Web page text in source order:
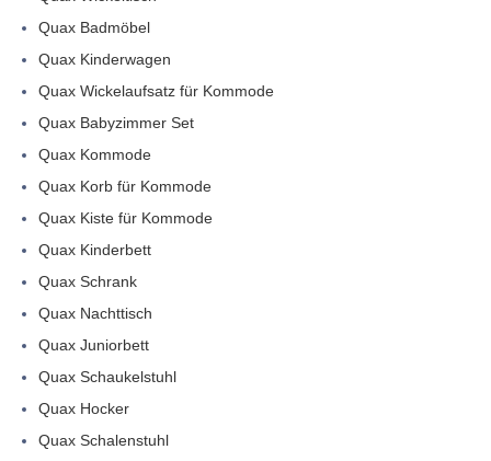
Quax Badmöbel
Quax Kinderwagen
Quax Wickelaufsatz für Kommode
Quax Babyzimmer Set
Quax Kommode
Quax Korb für Kommode
Quax Kiste für Kommode
Quax Kinderbett
Quax Schrank
Quax Nachttisch
Quax Juniorbett
Quax Schaukelstuhl
Quax Hocker
Quax Schalenstuhl